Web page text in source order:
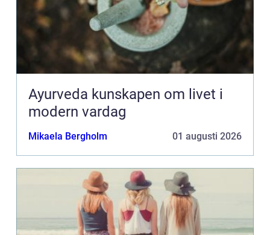
Ayurveda kunskapen om livet i
modern vardag
Mikaela Bergholm 01 augusti 2026